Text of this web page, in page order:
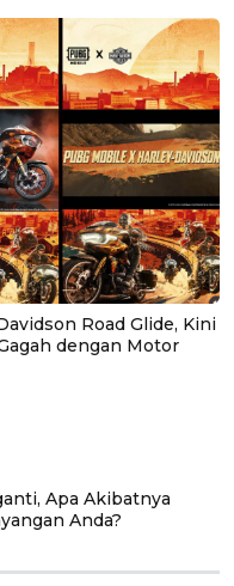
Road Glide, Kini
dengan Motor
Apa Akibatnya
Anda?